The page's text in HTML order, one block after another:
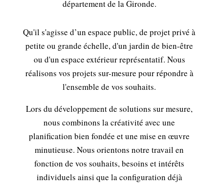
département de la Gironde.
Qu'il s'agisse d’un espace public, de projet privé à
petite ou grande échelle, d'un jardin de bien-être
ou d'un espace extérieur représentatif. Nous
réalisons vos projets sur-mesure pour répondre à
l'ensemble de vos souhaits.
Lors du développement de solutions sur mesure,
nous combinons la créativité avec une
planification bien fondée et une mise en œuvre
minutieuse. Nous orientons notre travail en
fonction de vos souhaits, besoins et intérêts
individuels ainsi que la configuration déjà